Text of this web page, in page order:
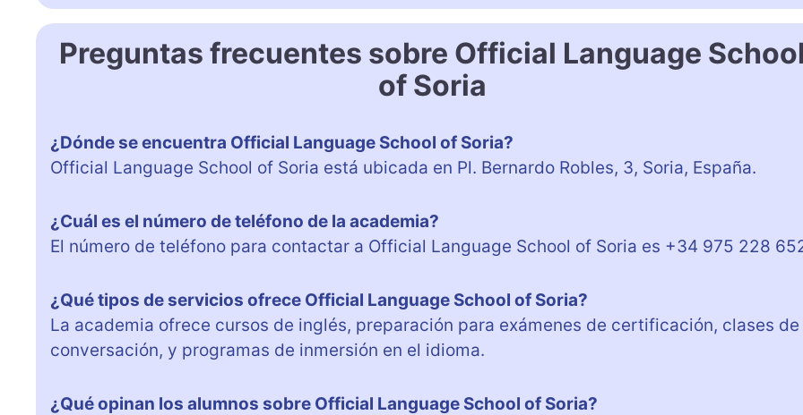
Preguntas frecuentes sobre Official Language School
of Soria
¿Dónde se encuentra Official Language School of Soria?
Official Language School of Soria está ubicada en Pl. Bernardo Robles, 3, Soria, España.
¿Cuál es el número de teléfono de la academia?
El número de teléfono para contactar a Official Language School of Soria es +34 975 228
¿Qué tipos de servicios ofrece Official Language School of Soria?
La academia ofrece cursos de inglés, preparación para exámenes de certificación, clases de
conversación, y programas de inmersión en el idioma.
¿Qué opinan los alumnos sobre Official Language School of Soria?